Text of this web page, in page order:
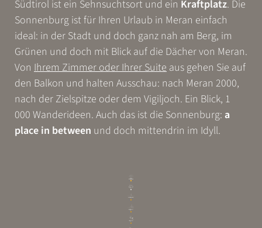
Südtirol ist ein Sehnsuchtsort und ein Kraftplatz. Die
Sonnenburg ist für Ihren Urlaub in Meran einfach
ideal: in der Stadt und doch ganz nah am Berg, im
Grünen und doch mit Blick auf die Dächer von Meran.
Von Ihrem Zimmer oder Ihrer Suite aus gehen Sie auf
den Balkon und halten Ausschau: nach Meran 2000,
nach der Zielspitze oder dem Vigiljoch. Ein Blick, 1
000 Wanderideen. Auch das ist die Sonnenburg: a
place in between und doch mittendrin im Idyll.
Test-Suchanfrage 2 Test-Suchanfrage 1